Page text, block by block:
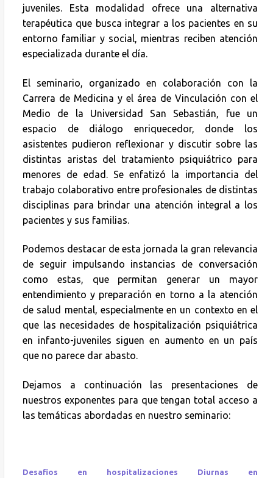
juveniles. Esta modalidad ofrece una alternativa
terapéutica que busca integrar a los pacientes en su
entorno familiar y social, mientras reciben atención
especializada durante el día.
El seminario, organizado en colaboración con la
Carrera de Medicina y el área de Vinculación con el
Medio de la Universidad San Sebastián, fue un
espacio de diálogo enriquecedor, donde los
asistentes pudieron reflexionar y discutir sobre las
distintas aristas del tratamiento psiquiátrico para
menores de edad. Se enfatizó la importancia del
trabajo colaborativo entre profesionales de distintas
disciplinas para brindar una atención integral a los
pacientes y sus familias.
Podemos destacar de esta jornada la gran relevancia
de seguir impulsando instancias de conversación
como estas, que permitan generar un mayor
entendimiento y preparación en torno a la atención
de salud mental, especialmente en un contexto en el
que las necesidades de hospitalización psiquiátrica
en infanto-juveniles siguen en aumento en un país
que no parece dar abasto.
Dejamos a continuación las presentaciones de
nuestros exponentes para que tengan total acceso a
las temáticas abordadas en nuestro seminario:
Desafios en hospitalizaciones Diurnas en